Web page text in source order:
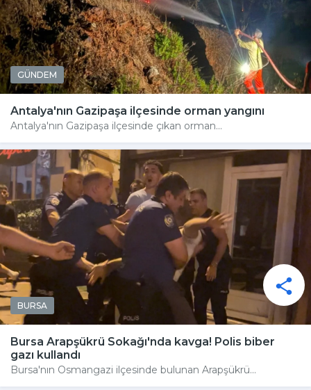
GÜNDEM
Antalya'nın Gazipaşa ilçesinde orman yangını
Antalya'nın Gazipaşa ilçesinde çıkan orman...
BURSA
Bursa Arapşükrü Sokağı'nda kavga! Polis biber
gazı kullandı
Bursa'nın Osmangazi ilçesinde bulunan Arapşükrü...